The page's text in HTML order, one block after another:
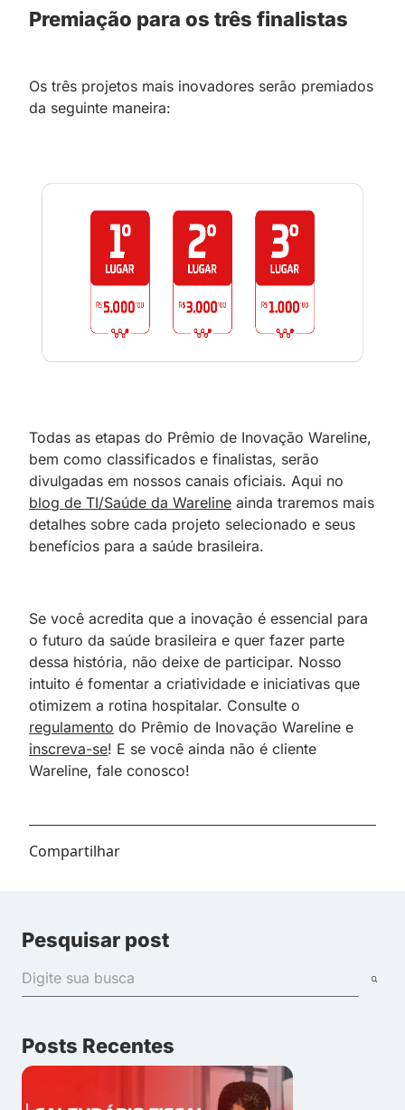
Premiação para os três finalistas
Os três projetos mais inovadores serão premiados
da seguinte maneira:
Todas as etapas do Prêmio de Inovação Wareline,
bem como classificados e finalistas, serão
divulgadas em nossos canais oficiais. Aqui no
blog de TI/Saúde da Wareline ainda traremos mais
detalhes sobre cada projeto selecionado e seus
benefícios para a saúde brasileira.
Se você acredita que a inovação é essencial para
o futuro da saúde brasileira e quer fazer parte
dessa história, não deixe de participar. Nosso
intuito é fomentar a criatividade e iniciativas que
otimizem a rotina hospitalar. Consulte o
regulamento do Prêmio de Inovação Wareline e
inscreva-se! E se você ainda não é cliente
Wareline, fale conosco!
Compartilhar
Pesquisar post
Posts Recentes